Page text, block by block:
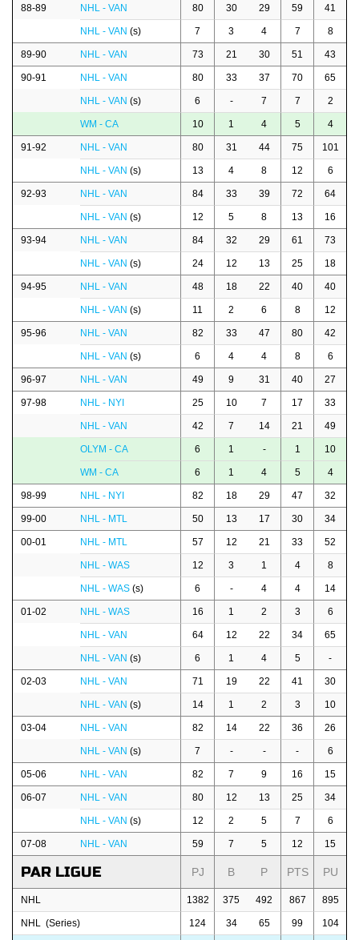
88-89 NHL - VAN 80 30 29 59 41
NHL - VAN (s) 7 3 4 7 8
89-90 NHL - VAN 73 21 30 51 43
90-91 NHL - VAN 80 33 37 70 65
NHL - VAN (s) 6 - 7 7 2
WM - CA 10 1 4 5 4
91-92 NHL - VAN 80 31 44 75 101
NHL - VAN (s) 13 4 8 12 6
92-93 NHL - VAN 84 33 39 72 64
NHL - VAN (s) 12 5 8 13 16
93-94 NHL - VAN 84 32 29 61 73
NHL - VAN (s) 24 12 13 25 18
94-95 NHL - VAN 48 18 22 40 40
NHL - VAN (s) 11 2 6 8 12
95-96 NHL - VAN 82 33 47 80 42
NHL - VAN (s) 6 4 4 8 6
96-97 NHL - VAN 49 9 31 40 27
97-98 NHL - NYI 25 10 7 17 33
NHL - VAN 42 7 14 21 49
OLYM - CA 6 1 - 1 10
WM - CA 6 1 4 5 4
98-99 NHL - NYI 82 18 29 47 32
99-00 NHL - MTL 50 13 17 30 34
00-01 NHL - MTL 57 12 21 33 52
NHL - WAS 12 3 1 4 8
NHL - WAS (s) 6 - 4 4 14
01-02 NHL - WAS 16 1 2 3 6
NHL - VAN 64 12 22 34 65
NHL - VAN (s) 6 1 4 5 -
02-03 NHL - VAN 71 19 22 41 30
NHL - VAN (s) 14 1 2 3 10
03-04 NHL - VAN 82 14 22 36 26
NHL - VAN (s) 7 - - - 6
05-06 NHL - VAN 82 7 9 16 15
06-07 NHL - VAN 80 12 13 25 34
NHL - VAN (s) 12 2 5 7 6
07-08 NHL - VAN 59 7 5 12 15
PAR LIGUE PJ B P PTS PU
NHL 1382 375 492 867 895
NHL (Series) 124 34 65 99 104